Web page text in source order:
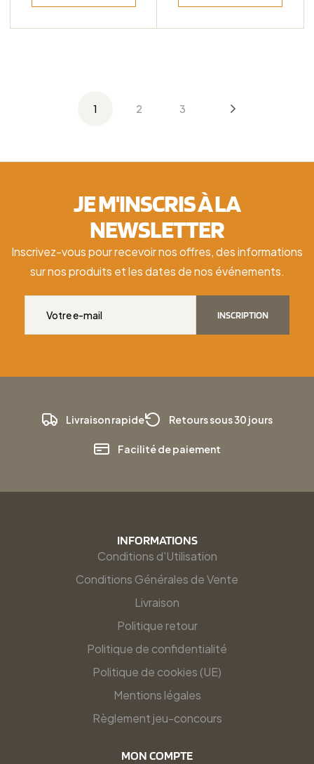
1 2 3
JE M'INSCRIS À LA
NEWSLETTER
Inscrivez-vous pour recevoir nos offres, des informations
sur nos produits et les dates de nos événements.
INSCRIPTION
Livraison rapide Retours sous 30 jours
Facilité de paiement
INFORMATIONS
Conditions d'Utilisation
Conditions Générales de Vente
Livraison
Politique retour
Politique de confidentialité
Politique de cookies (UE)
Mentions légales
Règlement jeu-concours
MON COMPTE